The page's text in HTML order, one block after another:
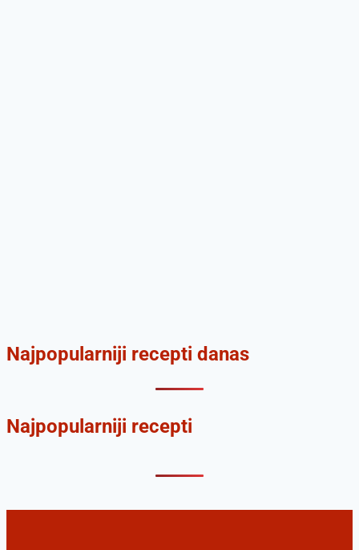
Najpopularniji recepti danas
Najpopularniji recepti